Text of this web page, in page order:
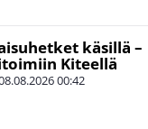
käsillä –
Kiteellä
00:42